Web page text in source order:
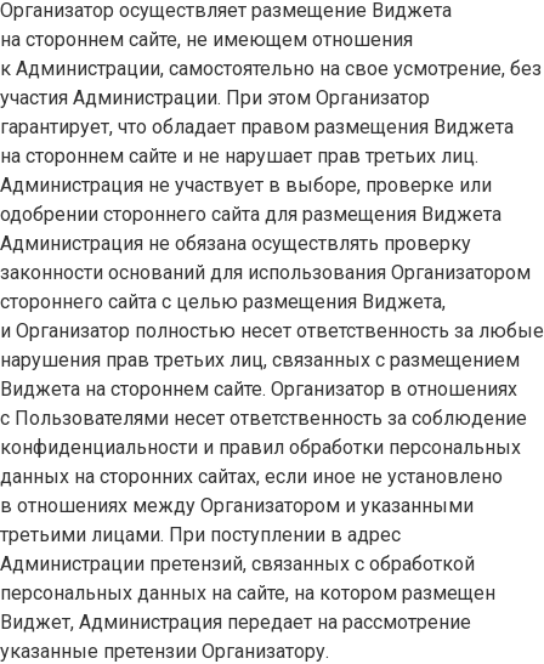
Организатор осуществляет размещение Виджета
на стороннем сайте, не имеющем отношения
к Администрации, самостоятельно на свое усмотрение, без
участия Администрации. При этом Организатор
гарантирует, что обладает правом размещения Виджета
на стороннем сайте и не нарушает прав третьих лиц.
Администрация не участвует в выборе, проверке или
одобрении стороннего сайта для размещения Виджета
Администрация не обязана осуществлять проверку
законности оснований для использования Организатором
стороннего сайта с целью размещения Виджета,
и Организатор полностью несет ответственность за любые
нарушения прав третьих лиц, связанных с размещением
Виджета на стороннем сайте. Организатор в отношениях
с Пользователями несет ответственность за соблюдение
конфиденциальности и правил обработки персональных
данных на сторонних сайтах, если иное не установлено
в отношениях между Организатором и указанными
третьими лицами. При поступлении в адрес
Администрации претензий, связанных с обработкой
персональных данных на сайте, на котором размещен
Виджет, Администрация передает на рассмотрение
указанные претензии Организатору.